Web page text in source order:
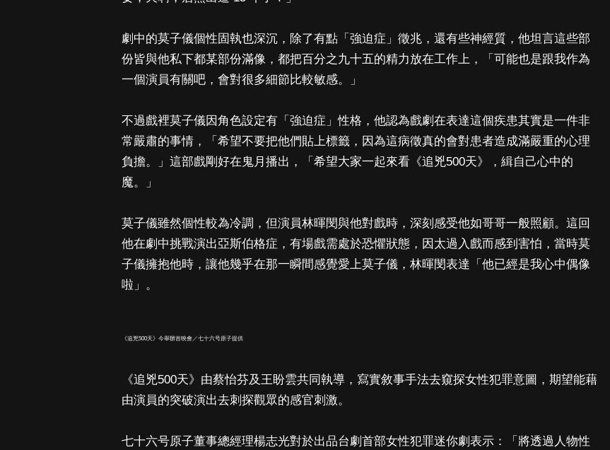
劇中的莫子儀個性固執也深沉，除了有點「強迫症」徵兆，還有些神經質，他坦言這些部
份皆與他私下都某部份滿像，都把百分之九十五的精力放在工作上，「可能也是跟我作為
一個演員有關吧，會對很多細節比較敏感。」
不過戲裡莫子儀因角色設定有「強迫症」性格，他認為戲劇在表達這個疾患其實是一件非
常嚴肅的事情，「希望不要把他們貼上標籤，因為這病徵真的會對患者造成滿嚴重的心理
負擔。」這部戲剛好在鬼月播出，「希望大家一起來看《追兇500天》，緝自己心中的
魔。」
莫子儀雖然個性較為冷調，但演員林暉閔與他對戲時，深刻感受他如哥哥一般照顧。這回
他在劇中挑戰演出亞斯伯格症，有場戲需處於恐懼狀態，因太過入戲而感到害怕，當時莫
子儀擁抱他時，讓他幾乎在那一瞬間感覺愛上莫子儀，林暉閔表達「他已經是我心中偶像
啦」。
《追兇500天》今舉辦首映會／七十六号原子提供
《追兇500天》由蔡怡芬及王盼雲共同執導，寫實敘事手法去窺探女性犯罪意圖，期望能藉
由演員的突破演出去刺探觀眾的感官刺激。
七十六号原子董事總經理楊志光對於出品台劇首部女性犯罪迷你劇表示：「將透過人物性